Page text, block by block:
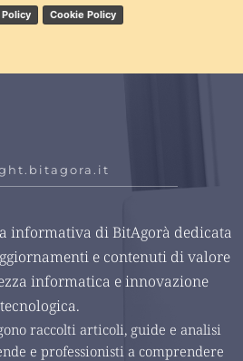
Cookie Policy
informativa di BitAgorà dedicata
e contenuti di valore
informatica e innovazione
tecnologica.
raccolti articoli, guide e analisi
e professionisti a comprendere